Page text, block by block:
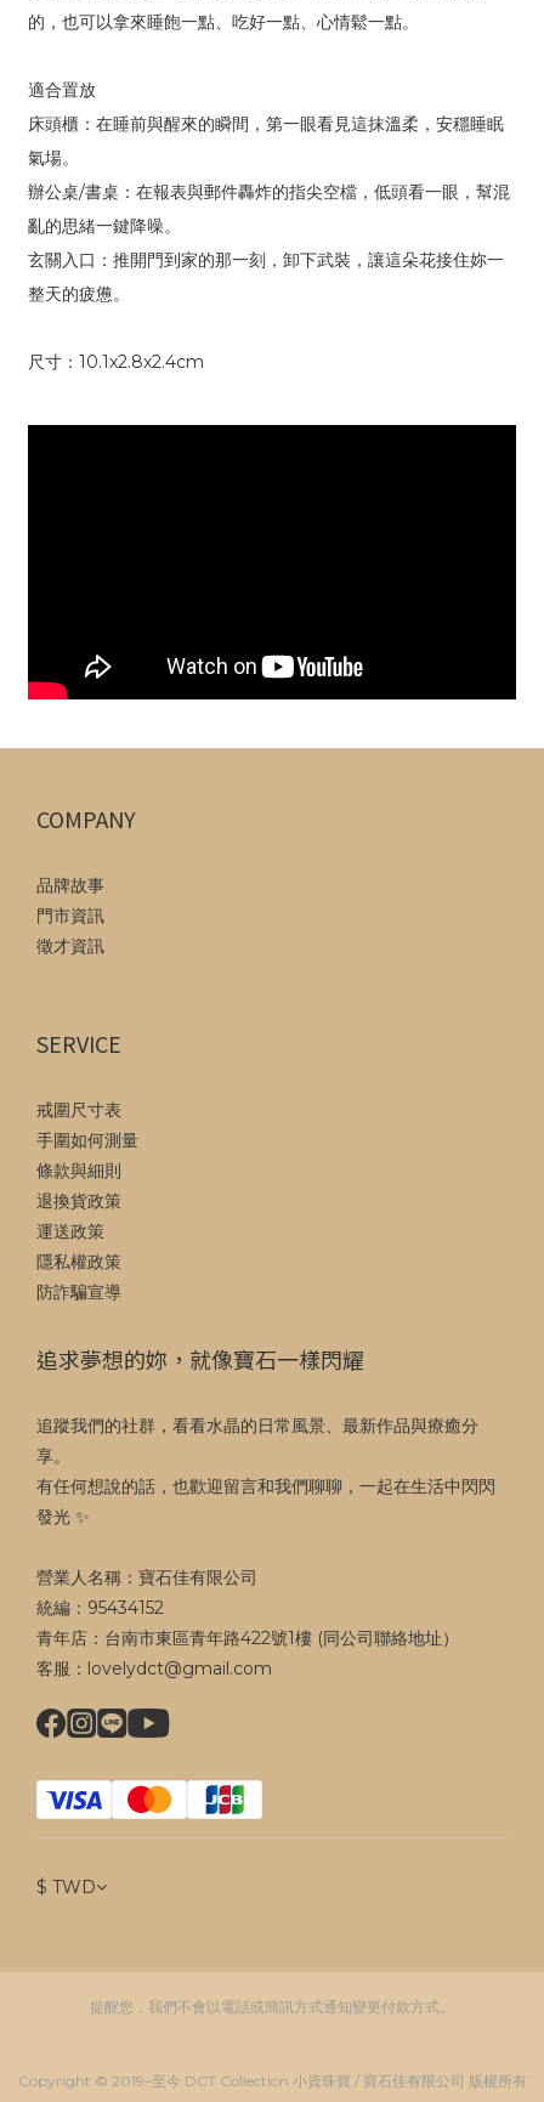
的，也可以拿來睡飽一點、吃好一點、心情鬆一點。
適合置放
床頭櫃：在睡前與醒來的瞬間，第一眼看見這抹溫柔，安穩睡眠
氣場。
辦公桌/書桌：在報表與郵件轟炸的指尖空檔，低頭看一眼，幫混
亂的思緒一鍵降噪。
玄關入口：推開門到家的那一刻，卸下武裝，讓這朵花接住妳一
整天的疲憊。
尺寸：10.1x2.8x2.4cm
COMPANY
品牌故事
門市資訊
徵才資訊
SERVICE
戒圍尺寸表
手圍如何測量
條款與細則
退換貨政策
運送政策
隱私權政策
防詐騙宣導
追求夢想的妳，就像寶石一樣閃耀
追蹤我們的社群，看看水晶的日常風景、最新作品與療癒分
享。
有任何想說的話，也歡迎留言和我們聊聊，一起在生活中閃閃
發光 ✨
營業人名稱：寶石佳有限公司
統編：95434152
青年店：台南市東區青年路422號1樓 (同公司聯絡地址）
客服：lovelydct@gmail.com
$ TWD
提醒您，我們不會以電話或簡訊方式通知變更付款方式。
Copyright © 2019–至今 DCT Collection 小資珠寶 / 寶石佳有限公司 版權所有